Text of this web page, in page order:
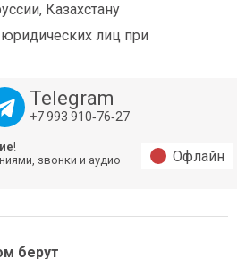
Казахстану
лиц при
Telegram
+7 993 910‑76‑27
!
звонки и аудио
Офлайн
берут